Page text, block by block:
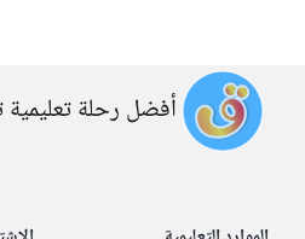
أفضل رحلة تعليمية